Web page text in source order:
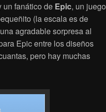
un fanático de Epic, un juego
(la escala es de
agradable sorpresa al
Epic entre los diseños
pero hay muchas